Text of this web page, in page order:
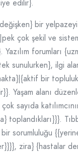
edilir}.
bir yelpazeyi
çok şekil ve
Yazılım forumları
sunulurken}, ilgi
bir
Yaşam alanı
sayıda
toplandıkları}}}.
sorumluluğu
zira} {hastalar